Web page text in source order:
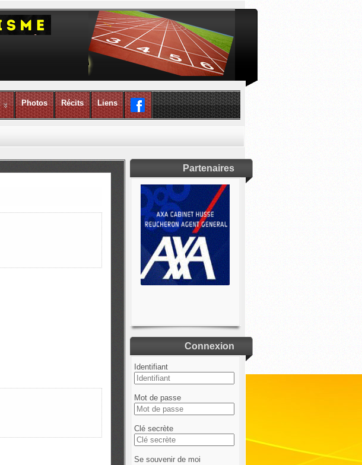
Photos Récits Liens
Partenaires
Connexion
Identifiant
Mot de passe
Clé secrète
Se souvenir de moi